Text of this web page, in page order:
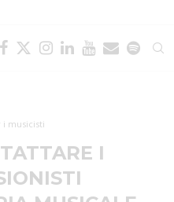
i musicisti
I